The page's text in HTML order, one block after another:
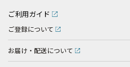
ご利用ガイド
ご登録について
お届け・配送について